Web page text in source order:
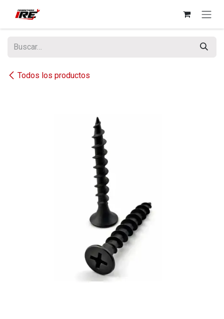
Todos los productos